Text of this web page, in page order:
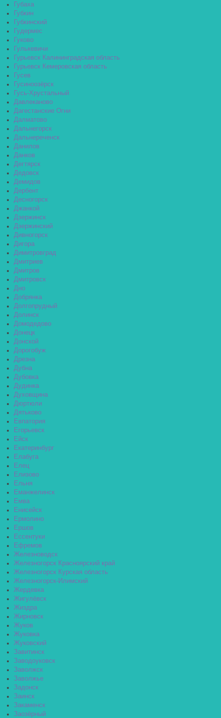
Губаха
Губкин
Губкинский
Гудермес
Гуково
Гулькевичи
Гурьевск Калининградская область
Гурьевск Кемеровская область
Гусев
Гусиноозёрск
Гусь-Хрустальный
Давлеканово
Дагестанские Огни
Далматово
Дальнегорск
Дальнереченск
Данилов
Данков
Дегтярск
Дедовск
Демидов
Дербент
Десногорск
Джанкой
Дзержинск
Дзержинский
Дивногорск
Дигора
Димитровград
Дмитриев
Дмитров
Дмитровск
Дно
Добрянка
Долгопрудный
Долинск
Домодедово
Донецк
Донской
Дорогобуж
Дрезна
Дубна
Дубовка
Дудинка
Духовщина
Дюртюли
Дятьково
Евпатория
Егорьевск
Ейск
Екатеринбург
Елабуга
Елец
Елизово
Ельня
Еманжелинск
Емва
Енисейск
Ермолино
Ершов
Ессентуки
Ефремов
Железноводск
Железногорск Красноярский край
Железногорск Курская область
Железногорск-Илимский
Жердевка
Жигулёвск
Жиздра
Жирновск
Жуков
Жуковка
Жуковский
Завитинск
Заводоуковск
Заволжск
Заволжье
Задонск
Заинск
Закаменск
Заозёрный